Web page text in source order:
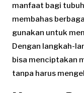
manfaat bagi
membahas
gunakan untuk
Dengan langkah-
bisa menciptakan
tanpa harus